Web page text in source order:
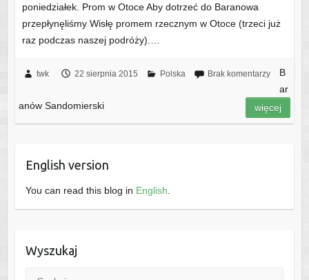
poniedziałek. Prom w Otoce Aby dotrzeć do Baranowa
przepłynęliśmy Wisłę promem rzecznym w Otoce (trzeci już
raz podczas naszej podróży).…
twk 22 sierpnia 2015 Polska Brak komentarzy
B
ar
anów Sandomierski
więcej
English version
You can read this blog in English
Wyszukaj
Szukaj